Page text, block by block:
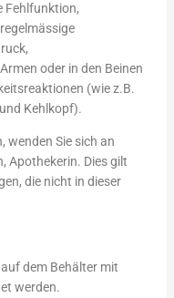
Fehlfunktion,
oder in den Beinen
(wie z.B.
Kehlkopf).
wenden Sie sich an
Apothekerin. Dies gilt
die nicht in dieser
dem Behälter mit
werden.